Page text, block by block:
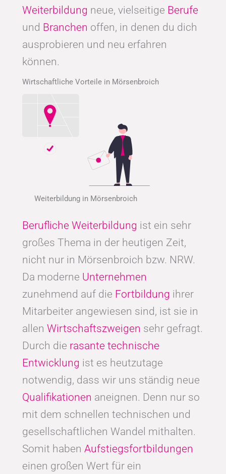
Weiterbildung neue, vielseitige Berufe
und Branchen offen, in denen du dich
ausprobieren und neu erfahren
können.
Wirtschaftliche Vorteile in Mörsenbroich
Weiterbildung in Mörsenbroich
Berufliche Weiterbildung ist ein sehr
großes Thema in der heutigen Zeit,
nicht nur in Mörsenbroich bzw. NRW.
Da moderne Unternehmen
zunehmend auf die Fortbildung ihrer
Mitarbeiter angewiesen sind, ist sie in
allen Wirtschaftszweigen sehr gefragt.
Durch die rasante technische
Entwicklung ist es heutzutage
notwendig, dass wir uns ständig neue
Qualifikationen aneignen. Denn nur so
mit dem schnellen technischen und
gesellschaftlichen Wandel mithalten.
Somit haben Aufstiegsfortbildungen
einen großen Wert für ein